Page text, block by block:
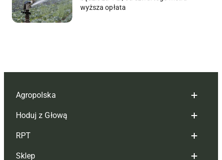
wyższa opłata
Agropolska
Redakcja
Reklama
Hoduj z Głową
Hoduj z głową bydło
RPT
Sklep